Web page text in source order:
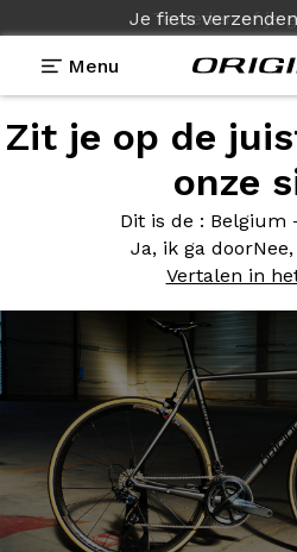
Je fiets verzenden
Menu
Zit je op de
onze
Dit is de : Belgium
Ja, ik ga door
Vertalen in
Photos> Axxome RS2 - Gris
Axxome RS2-